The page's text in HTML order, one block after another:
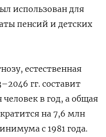
использован для
пенсий и детских
естественная
гг. составит
в год, а общая
на 7,6 млн
с 1981 года.